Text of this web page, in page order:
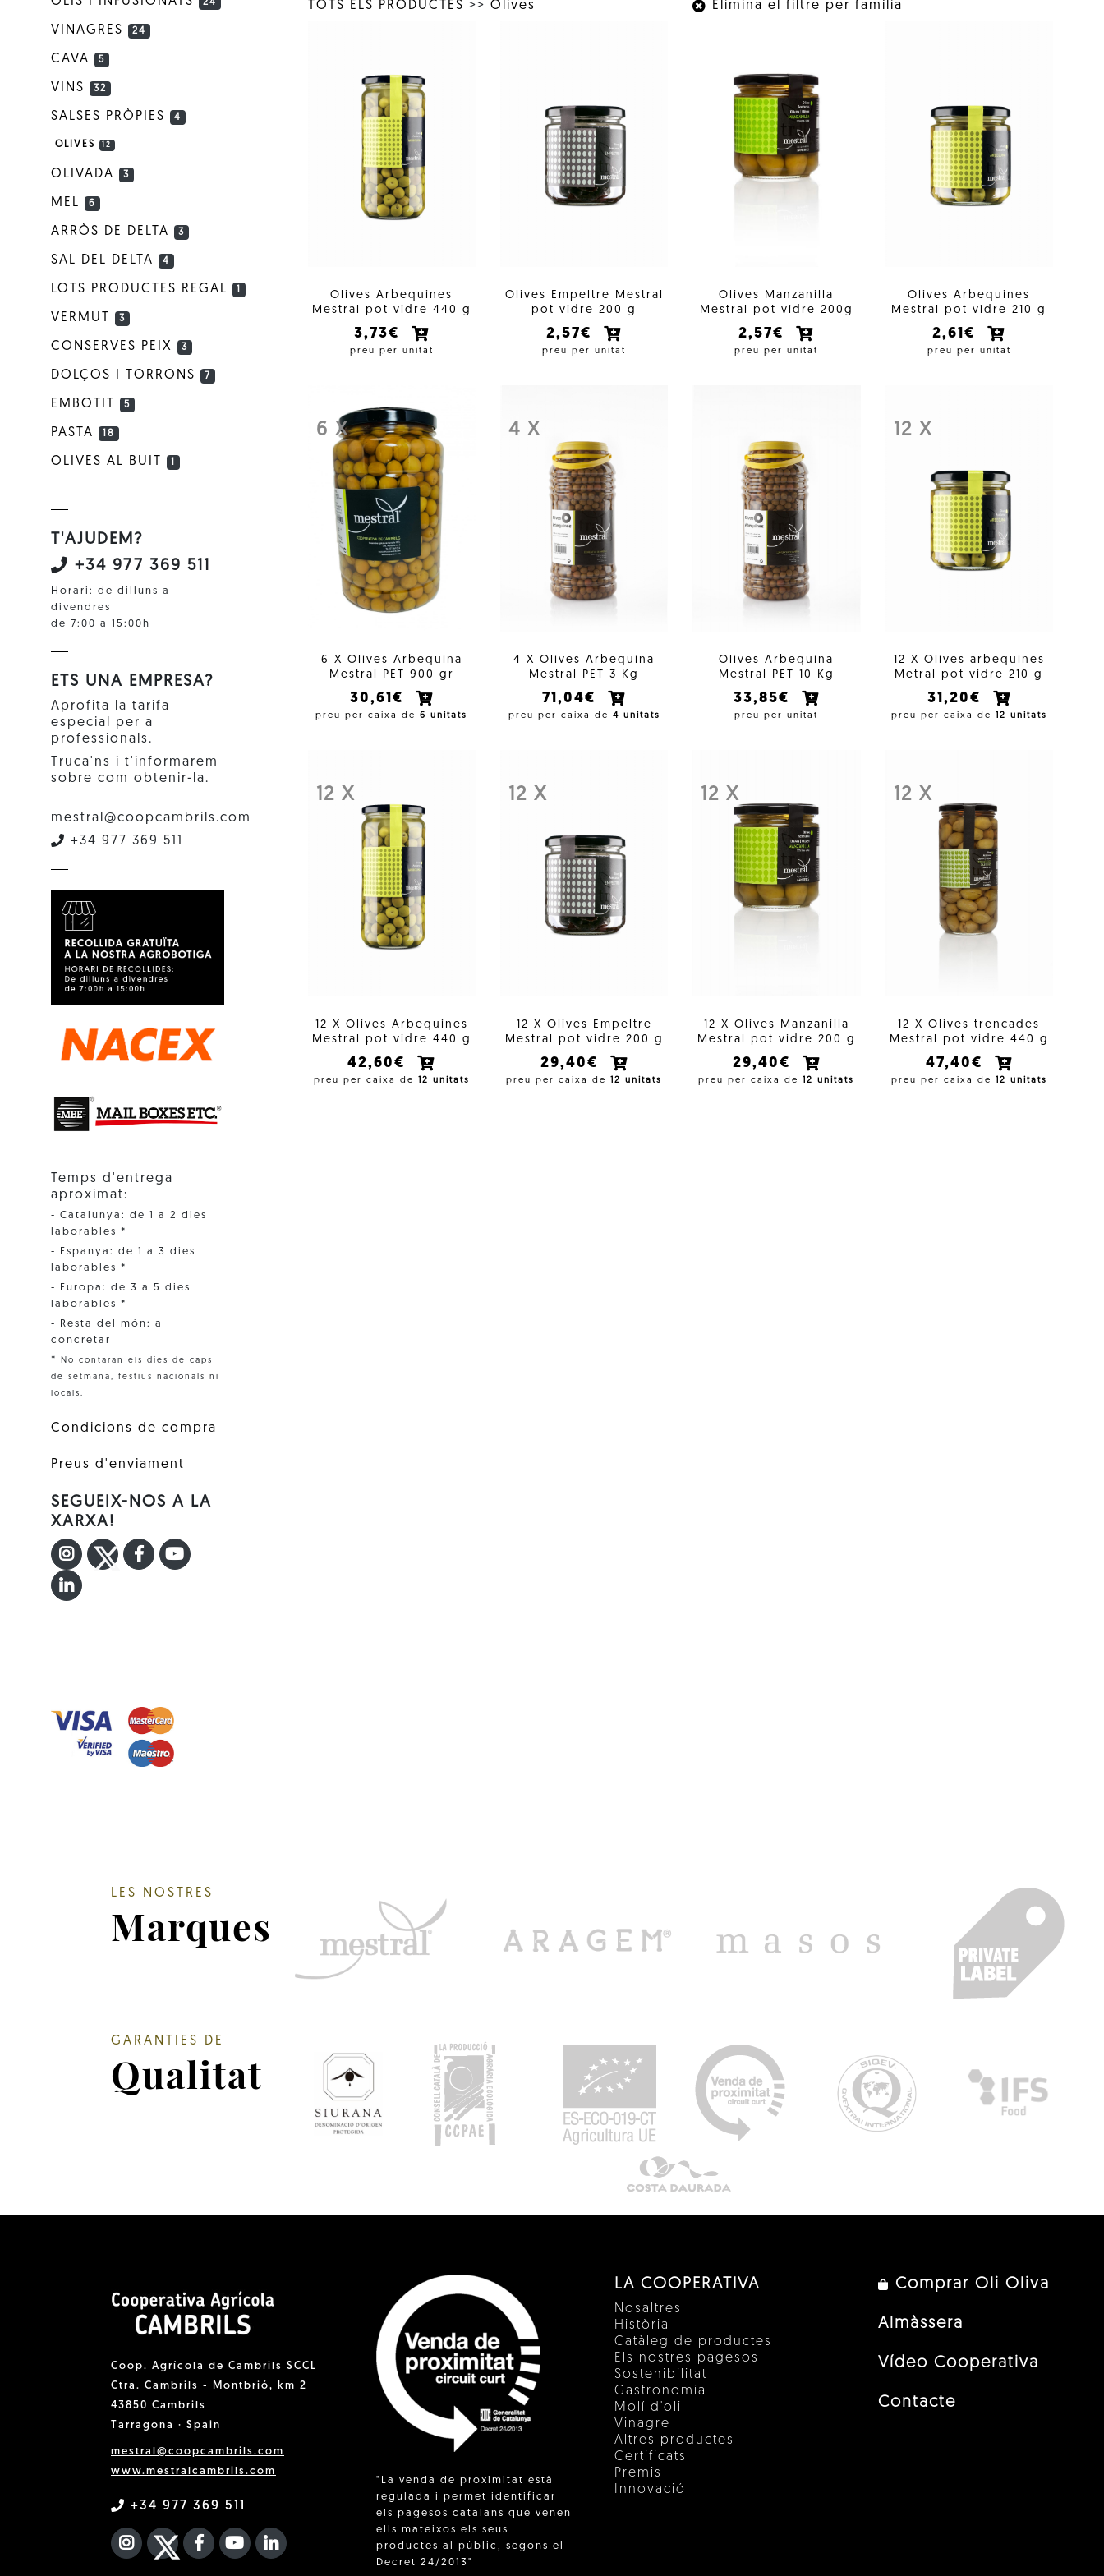
TOTS ELS PRODUCTES >> Olives Elimina el filtre per família
Olives Arbequines
Mestral pot vidre 440 g
3,73€
preu per unitat
Olives Empeltre Mestral
pot vidre 200 g
2,57€
preu per unitat
Olives Manzanilla
Mestral pot vidre 200g
2,57€
preu per unitat
Olives Arbequines
Mestral pot vidre 210 g
2,61€
preu per unitat
6 X
6 X Olives Arbequina
Mestral PET 900 gr
30,61€
preu per caixa de6 unitats
4 X
4 X Olives Arbequina
Mestral PET 3 Kg
71,04€
preu per caixa de 4 unitats
Olives Arbequina
Mestral PET 10 Kg
33,85€
preu per unitat
12 X
12 X Olives arbequines
Metral pot vidre 210 g
31,20€
preu per caixa de 12 unitats
12 X
12 X Olives Arbequines
Mestral pot vidre 440 g
42,60€
preu per caixa de 12 unitats
12 X
12 X Olives Empeltre
Mestral pot vidre 200 g
29,40€
preu per caixa de12 unitats
12 X
12 X Olives Manzanilla
Mestral pot vidre 200 g
29,40€
preu per caixa de12 unitats
12 X
12 X Olives trencades
Mestral pot vidre 440 g
47,40€
preu per caixa de 12 unitats
24
VINAGRES 24
CAVA 5
VINS 32
SALSES PRÒPIES 4
OLIVES 12
OLIVADA 3
MEL 6
ARRÒS DE DELTA 3
SAL DEL DELTA 4
LOTS PRODUCTES REGAL 1
VERMUT 3
CONSERVES PEIX 3
DOLÇOS I TORRONS 7
EMBOTIT 5
PASTA 18
OLIVES AL BUIT 1
T'AJUDEM?
+34 977 369 511
Horari: de dilluns a
divendres
de 7:00 a 15:00h
ETS UNA EMPRESA?
Aprofita la tarifa
especial per a
professionals.
Truca'ns i t'informarem
sobre com obtenir-la.
mestral@coopcambrils.com
+34 977 369 511
Temps d'entrega
aproximat:
- Catalunya: de 1 a 2 dies
laborables *
- Espanya: de 1 a 3 dies
laborables *
- Europa: de 3 a 5 dies
laborables *
- Resta del món: a
concretar
*
No contaran els dies de caps
de setmana, festius nacionals ni
locals.
Condicions de compra
Preus d'enviament
SEGUEIX-NOS A LA
XARXA!
INSTAGRAM
TWITTER
FACEBOOK F
YOUTUBE
LINKEDIN IN
LES NOSTRES
Marques
GARANTIES DE
Qualitat
Coop. Agrícola de Cambrils SCCL
Ctra. Cambrils - Montbrió, km 2
43850 Cambrils
Tarragona · Spain
mestral@coopcambrils.com
www.mestralcambrils.com
+34 977 369 511
INSTAGRAM
TWITTER
FACEBOOK F
YOUTUBEFA LINKEDIN IN
"La venda de proximitat està
regulada i permet identificar
els pagesos catalans que venen
ells mateixos els seus
productes al públic, segons el
Decret 24/2013"
LA COOPERATIVA
Nosaltres
Història
Catàleg de productes
Els nostres pagesos
Sostenibilitat
Gastronomia
Molí d'oli
Vinagre
Altres productes
Certificats
Premis
Innovació
Comprar Oli Oliva
Almàssera
Vídeo Cooperativa
Contacte